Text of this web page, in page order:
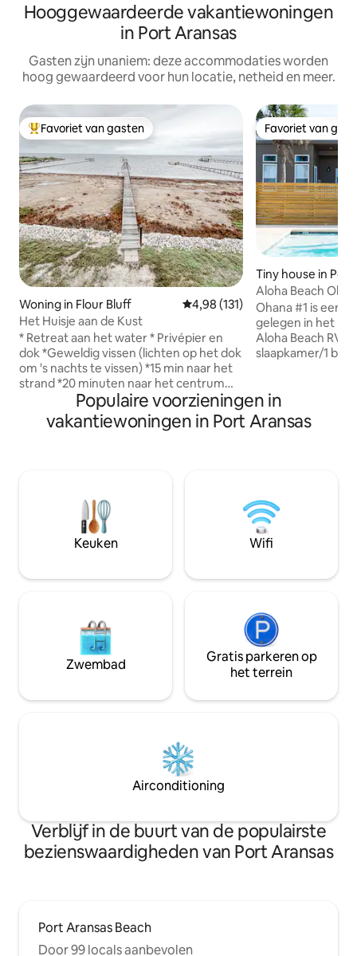
Hooggewaardeerde vakantiewoningen
in Port Aransas
Gasten zijn unaniem: deze accommodaties worden
hoog gewaardeerd voor hun locatie, netheid en meer.
Topfavoriet van gasten
Favoriet van gasten
Woning in Flour Bluff Gemiddelde beoordeling van
4,98 (131)
Het Huisje aan de Kust
* Retreat aan het water * Privépier en
dok *Geweldig vissen (lichten op het dok
om 's nachts te vissen) *15 min naar het
strand *20 minuten naar het centrum
van Corpus *Huisdiervriendelijk
*Onlangs gerenoveerd Ideaal voor
vissen en vogels kijken. Ons luxe huisje is
Geweldig om vogels te kijken of te
vissen. Korte rit naar het strand, veel
geweldige restaurants en familie leuke
activiteiten in de buurt!
Favoriet van
Favoriet van
Tiny house in Port
Aloha Beach
Ohana #1 is een
gelegen in het
Aloha Beach RV
slaapkamer/1
zonsondergang
moerassen. Het
het verwarmde
golfkarretje van
slechts een klein
kilometers
Populaire voorzieningen in
vakantiewoningen in Port Aransas
Keuken Wifi
Zwembad
Gratis parkeren op
het terrein
Airconditioning
Verblijf in de buurt van de populairste
bezienswaardigheden van Port Aransas
Port Aransas Beach
Door 99 locals aanbevolen